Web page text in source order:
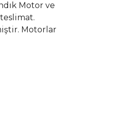
Motor ve
Motorlar